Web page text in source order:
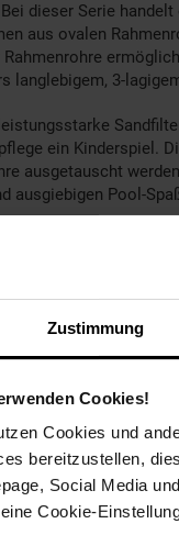
Zustimmung
Cookies!
Cookies und
bereitzustellen,
Social Media
Cookie-
dieser Serie
aus ovalen
Rahmenrohre
langlebigem, 3-
ein Kinderspiel.
ausgetauscht
ausgiebigen Pool-
und Aussteigen
das Rundum-
Herstellers Summer
Stahlrahmen
Mix
und Abbau
Leiter,